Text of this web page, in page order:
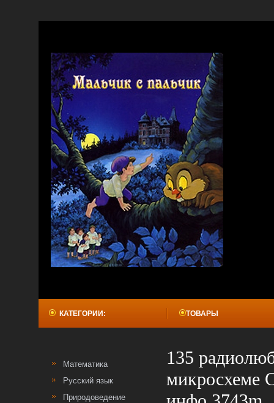
КАТЕГОРИИ:
Математика
Русский язык
Природоведение
ТОВАРЫ
135
микросхеме